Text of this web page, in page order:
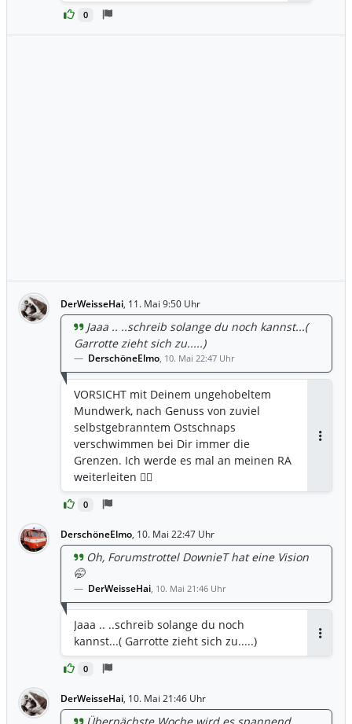
0
DerWeisseHai, 11. Mai 9:50 Uhr
0
Jaaa .. ..schreib solange du noch kannst...(
Garrotte zieht sich zu.....)
DerschöneElmo, 10. Mai 22:47 Uhr
VORSICHT mit Deinem ungehobeltem
Mundwerk, nach Genuss von zuviel
selbstgebranntem Ostschnaps
verschwimmen bei Dir immer die
Grenzen. Ich werde es mal an meinen RA
weiterleiten 🤷‍♂️
DerschöneElmo, 10. Mai 22:47 Uhr
0
Oh, Forumstrottel DownieT hat eine Vision
🤭
DerWeisseHai, 10. Mai 21:46 Uhr
Jaaa .. ..schreib solange du noch
kannst...( Garrotte zieht sich zu.....)
DerWeisseHai, 10. Mai 21:46 Uhr